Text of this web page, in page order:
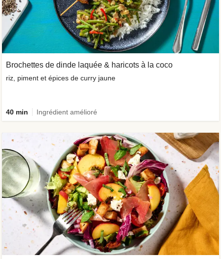
Brochettes de dinde laquée & haricots à la coco
riz, piment et épices de curry jaune
40 min Ingrédient amélioré